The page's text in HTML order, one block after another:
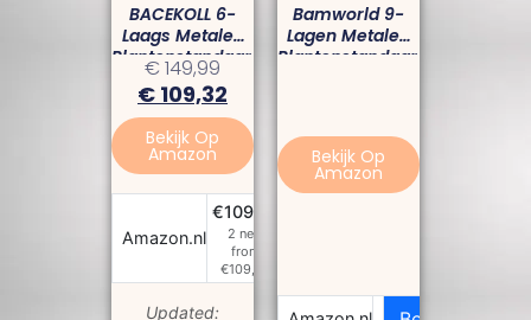
BACEKOLL 6-
Laags Metalen
Plantenstandaard
Met Kweeklamp
– Halve Maan
Rek Voor Binnen
& Terras
€ 149,99
€ 109,32
Bekijk Op
Amazon
Amazon.nl
€109,32
2 new
from
€109,32
Updated:
Bamworld 9-
Lagen Metalen
Plantenstandaard
Bekijk Op
Amazon